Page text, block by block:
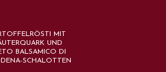
MIT
UND
BALSAMICO DI
SCHALOTTEN